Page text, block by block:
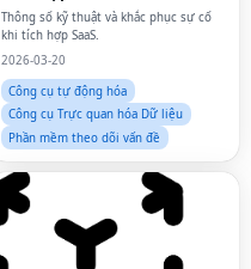
Thông số kỹ thuật và khắc phục sự cố
khi tích hợp SaaS.
2026-03-20
Công cụ tự động hóa
Công cụ Trực quan hóa Dữ liệu
Phần mềm theo dõi vấn đề